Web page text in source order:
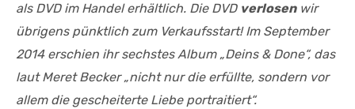
als DVD im Handel erhältlich. Die DVD verlosenwir
übrigens pünktlich zum Verkaufsstart! Im September
2014 erschien ihr sechstes Album „Deins & Done“, das
laut Meret Becker „nicht nur die erfüllte, sondern vor
allem die gescheiterte Liebe portraitiert“.